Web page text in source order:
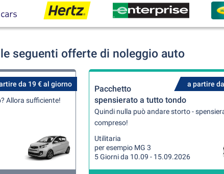
seguenti offerte di noleggio auto
da 19 € al giorno
Allora sufficiente!
a partire
Pacchetto
spensierato a tutto tondo
Quindi nulla può andare storto -
compreso!
Utilitaria
per esempio MG 3
5 Giorni da 10.09 - 15.09.2026